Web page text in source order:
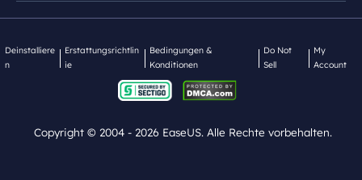
Deinstalliere
n
Erstattungsrichtlin
ie
Bedingungen &
Konditionen
Do Not
Sell
My
Account
Copyright © 2004 - 2026 EaseUS. Alle Rechte vorbehalten.